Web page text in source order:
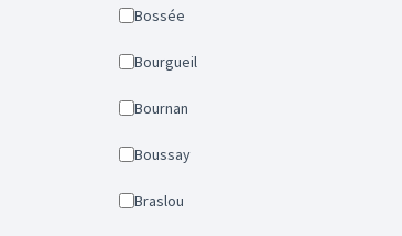
Bossée
Bourgueil
Bournan
Boussay
Braslou